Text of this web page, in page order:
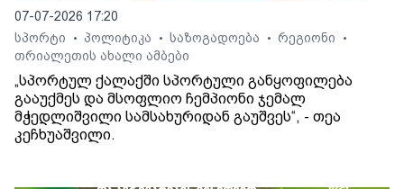
07-07-2026 17:20
სპორტი
• პოლიტიკა • საზოგადოება • რეგიონი •
თრიალეთის ახალი ამბები
„სპორტულ ქალაქში სპორტული განყოფილება
გააუქმეს და მსოფლიო ჩემპიონი ჯემალ
მჭედლიშვილი სამსახურიდან გაუშვეს“, - თეა
კეჩხუაშვილი.